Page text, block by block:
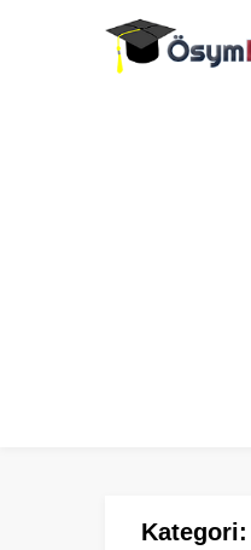
Kategori: